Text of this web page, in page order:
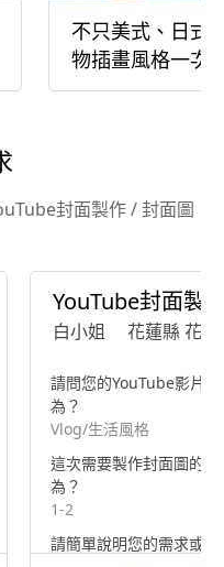
不只美式、日式
物插畫風格一次
封面製作 / 封面圖
YouTube封面製
白小姐 花蓮縣 花蓮
請問您的YouTube影片
為？
Vlog/生活風格
這次需要製作封面圖的數
為？
1-2
請簡單說明您的需求或影